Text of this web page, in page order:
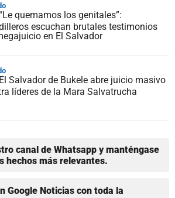
quemamos los genitales”:
escuchan brutales testimonios
en El Salvador
El Salvador de Bukele abre juicio masivo
líderes de la Mara Salvatrucha
canal de Whatsapp y manténgase
hechos más relevantes.
Google Noticias con toda la